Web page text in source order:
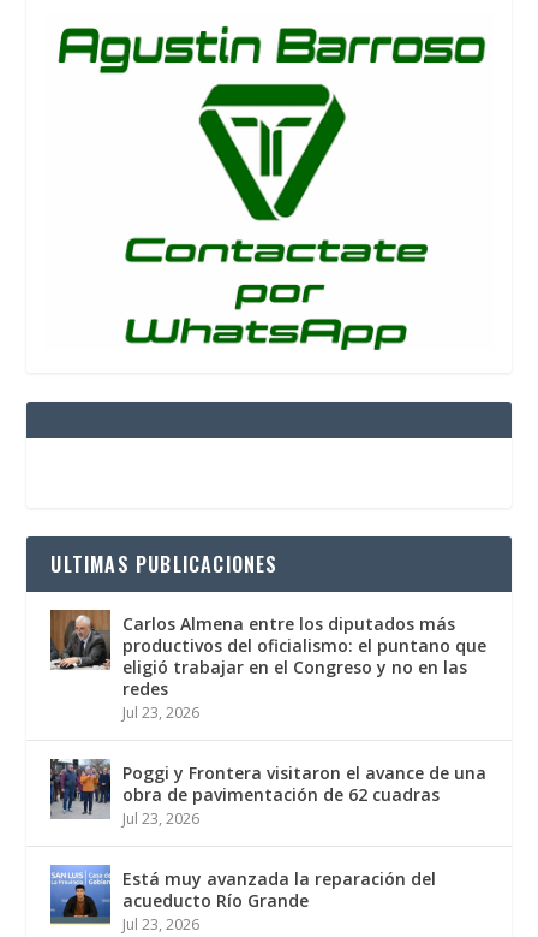
ULTIMAS PUBLICACIONES
Carlos Almena entre los diputados más
productivos del oficialismo: el puntano que
eligió trabajar en el Congreso y no en las
redes
Jul 23, 2026
Poggi y Frontera visitaron el avance de una
obra de pavimentación de 62 cuadras
Jul 23, 2026
Está muy avanzada la reparación del
acueducto Río Grande
Jul 23, 2026